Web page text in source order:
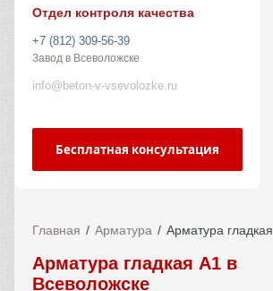
Отдел контроля качества
+7 (812) 309-56-39
Завод в Всеволожске
info@beton-v-vsevolozke.ru
Бесплатная консультация
Главная Арматура Арматура гладкая
Арматура гладкая А1 в
Всеволожске